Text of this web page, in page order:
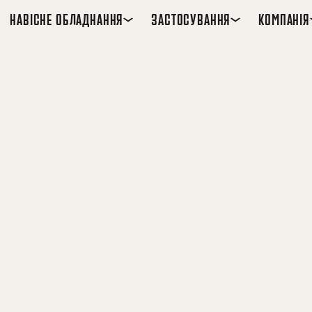
НАВІСНЕ ОБЛАДНАННЯ ЗАСТОСУВАННЯ КОМПАНІЯ